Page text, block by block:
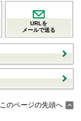
URLを
メールで送る
このページの先頭へ